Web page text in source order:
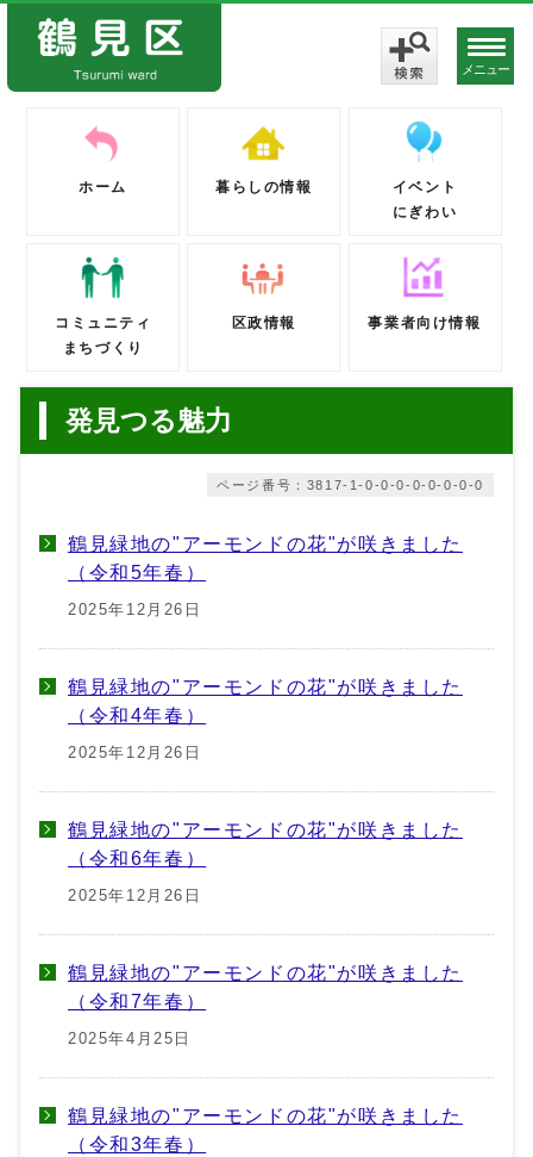
メニュー
ホーム 暮らしの情報
イベント
にぎわい
コミュニティ
まちづくり
区政情報 事業者向け情報
発見つる魅力
ページ番号：3817-1-0-0-0-0-0-0-0-0
鶴見緑地の"アーモンドの花"が咲きました
（令和5年春）
2025年12月26日
鶴見緑地の"アーモンドの花"が咲きました
（令和4年春）
2025年12月26日
鶴見緑地の"アーモンドの花"が咲きました
（令和6年春）
2025年12月26日
鶴見緑地の"アーモンドの花"が咲きました
（令和7年春）
2025年4月25日
鶴見緑地の"アーモンドの花"が咲きました
（令和3年春）